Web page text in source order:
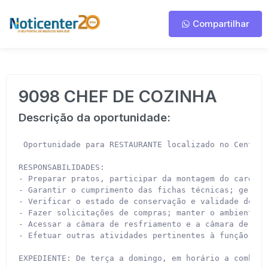
Compartilhar
9098 CHEF DE COZINHA
Descrição da oportunidade:
Oportunidade para RESTAURANTE localizado no Centro
RESPONSABILIDADES:
- Preparar pratos, participar da montagem do
- Garantir o cumprimento das fichas técnicas; gerir
- Verificar o estado de conservação e validade
- Fazer solicitações de compras; manter o ambiente
- Acessar a câmara de resfriamento e a câmara de
- Efetuar outras atividades pertinentes à função.
EXPEDIENTE: De terça a domingo, em horário a